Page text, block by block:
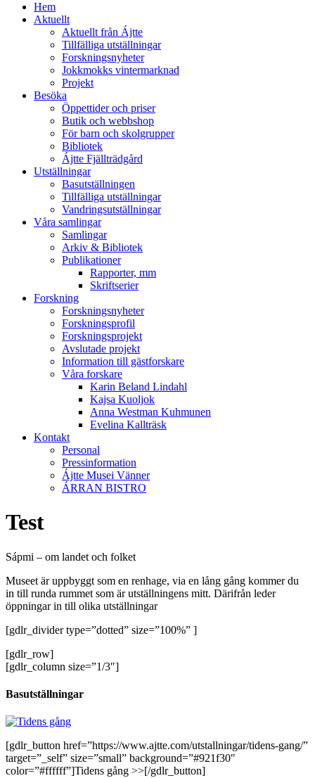
Hem
Aktuellt
Aktuellt från Ájtte
Tillfälliga utställningar
Forskningsnyheter
Jokkmokks vintermarknad
Projekt
Besöka
Öppettider och priser
Butik och webbshop
För barn och skolgrupper
Bibliotek
Ájtte Fjällträdgård
Utställningar
Basutställningen
Tillfälliga utställningar
Vandringsutställningar
Våra samlingar
Samlingar
Arkiv & Bibliotek
Publikationer
Rapporter, mm
Skriftserier
Forskning
Forskningsnyheter
Forskningsprofil
Forskningsprojekt
Avslutade projekt
Information till gästforskare
Våra forskare
Karin Beland Lindahl
Kajsa Kuoljok
Anna Westman Kuhmunen
Evelina Kallträsk
Kontakt
Personal
Pressinformation
Ájtte Musei Vänner
ÁRRAN BISTRO
Test
Sápmi – om landet och folket
Museet är uppbyggt som en renhage, via en lång gång kommer du
in till runda rummet som är utställningens mitt. Därifrån leder
öppningar in till olika utställningar
[gdlr_divider type=”dotted” size=”100%” ]
[gdlr_row]
[gdlr_column size=”1/3″]
Basutställningar
[gdlr_button href=”https://www.ajtte.com/utstallningar/tidens-gang/”
target=”_self” size=”small” background=”#921f30″
color=”#ffffff”]Tidens gång >>[/gdlr_button]